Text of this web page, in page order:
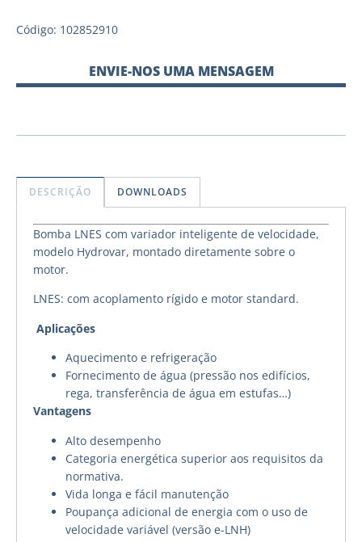
Código: 102852910
ENVIE-NOS UMA MENSAGEM
DESCRIÇÃO DOWNLOADS
Bomba LNES com variador inteligente de velocidade,
modelo Hydrovar, montado diretamente sobre o
motor.
LNES: com acoplamento rígido e motor standard.
Aplicações
Aquecimento e refrigeração
Fornecimento de água (pressão nos edifícios,
rega, transferência de água em estufas…)
Vantagens
Alto desempenho
Categoria energética superior aos requisitos da
normativa.
Vida longa e fácil manutenção
Poupança adicional de energia com o uso de
velocidade variável (versão e-LNH)